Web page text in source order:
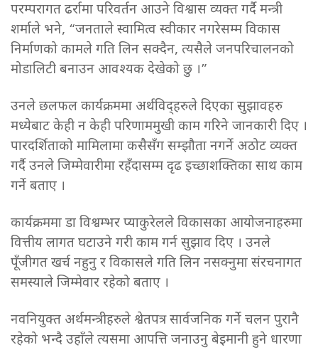
परम्परागत ढर्रामा परिवर्तन आउने विश्वास व्यक्त गर्दै मन्त्री
शर्माले भने, “जनताले स्वामित्व स्वीकार नगरेसम्म विकास
निर्माणको कामले गति लिन सक्दैन, त्यसैले जनपरिचालनको
मोडालिटी बनाउन आवश्यक देखेको छु ।”
उनले छलफल कार्यक्रममा अर्थविद्हरुले दिएका सुझावहरु
मध्येबाट केही न केही परिणाममुखी काम गरिने जानकारी दिए ।
पारदर्शिताको मामिलामा कसैसँग सम्झौता नगर्ने अठोट व्यक्त
गर्दै उनले जिम्मेवारीमा रहँदासम्म दृढ इच्छाशक्तिका साथ काम
गर्ने बताए ।
कार्यक्रममा डा विश्वम्भर प्याकुरेलले विकासका आयोजनाहरुमा
वित्तीय लागत घटाउने गरी काम गर्न सुझाव दिए । उनले
पूँजीगत खर्च नहुनु र विकासले गति लिन नसक्नुमा संरचनागत
समस्याले जिम्मेवार रहेको बताए ।
नवनियुक्त अर्थमन्त्रीहरुले श्वेतपत्र सार्वजनिक गर्ने चलन पुरानै
रहेको भन्दै उहाँले त्यसमा आपत्ति जनाउनु बेइमानी हुने धारणा